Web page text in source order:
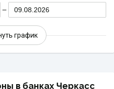
09.08.2026
график
в банках Черкасс